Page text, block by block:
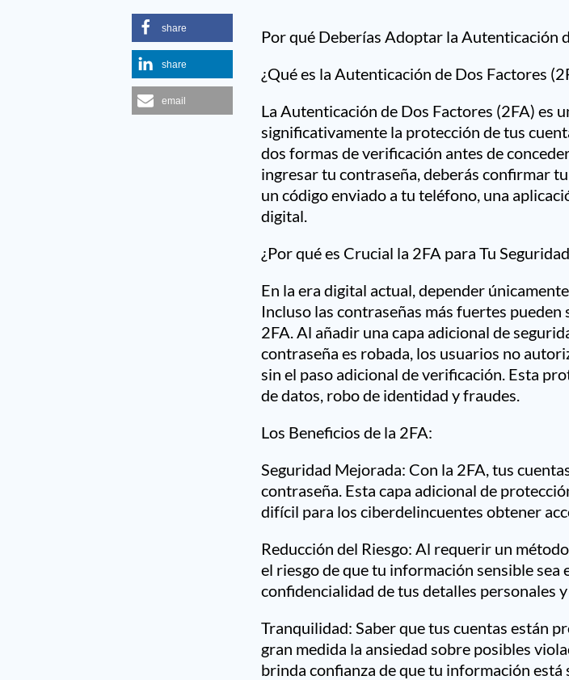
Por qué Deberías Adoptar la Autenticación
¿Qué es la Autenticación de Dos Factores
La Autenticación de Dos Factores (2FA) es
significativamente la protección de tus
dos formas de verificación antes de
ingresar tu contraseña, deberás confirmar
un código enviado a tu teléfono, una
digital.
¿Por qué es Crucial la 2FA para Tu
En la era digital actual, depender
Incluso las contraseñas más fuertes
2FA. Al añadir una capa adicional de
contraseña es robada, los usuarios no
sin el paso adicional de verificación. Esta
de datos, robo de identidad y fraudes.
Los Beneficios de la 2FA:
Seguridad Mejorada: Con la 2FA, tus
contraseña. Esta capa adicional de
difícil para los ciberdelincuentes obtener
Reducción del Riesgo: Al requerir un
el riesgo de que tu información sensible sea
confidencialidad de tus detalles personales
Tranquilidad: Saber que tus cuentas están
gran medida la ansiedad sobre posibles
brinda confianza de que tu información está
share
share
email